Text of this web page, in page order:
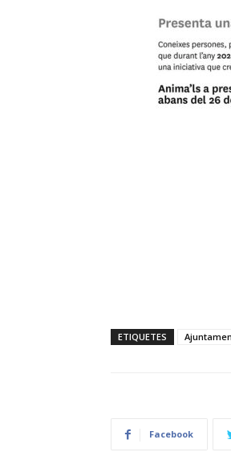
ETIQUETES
Facebook